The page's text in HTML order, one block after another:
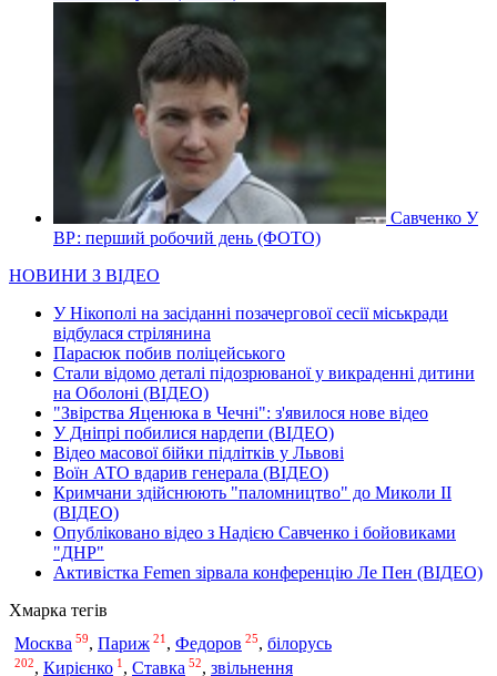
Савченко У
ВР: перший робочий день (ФОТО)
НОВИНИ З ВІДЕО
У Нікополі на засіданні позачергової сесії міськради
відбулася стрілянина
Парасюк побив поліцейського
Стали відомо деталі підозрюваної у викраденні дитини
на Оболоні (ВІДЕО)
"Звірства Яценюка в Чечні": з'явилося нове відео
У Дніпрі побилися нардепи (ВІДЕО)
Відео масової бійки підлітків у Львові
Воїн АТО вдарив генерала (ВІДЕО)
Кримчани здійснюють "паломництво" до Миколи ІІ
(ВІДЕО)
Опубліковано відео з Надією Савченко і бойовиками
"ДНР"
Активістка Femen зірвала конференцію Ле Пен (ВІДЕО)
Хмарка тегів
Москва 59, Париж 21, Федоров 25, білорусь
202, Кирієнко 1 , Ставка 52, звільнення